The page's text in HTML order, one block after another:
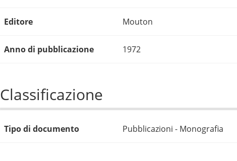
Editore Mouton
Anno di pubblicazione 1972
Classificazione
Tipo di documento Pubblicazioni - Monografia